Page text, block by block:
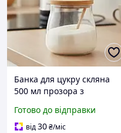
Банка для цукру скляна
500 мл прозора з
Ardesto Midori
Готово до відправки
від30₴/міс